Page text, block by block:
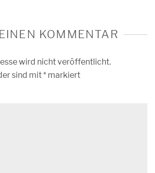
KOMMENTAR
wird nicht veröffentlicht.
sind mit* markiert